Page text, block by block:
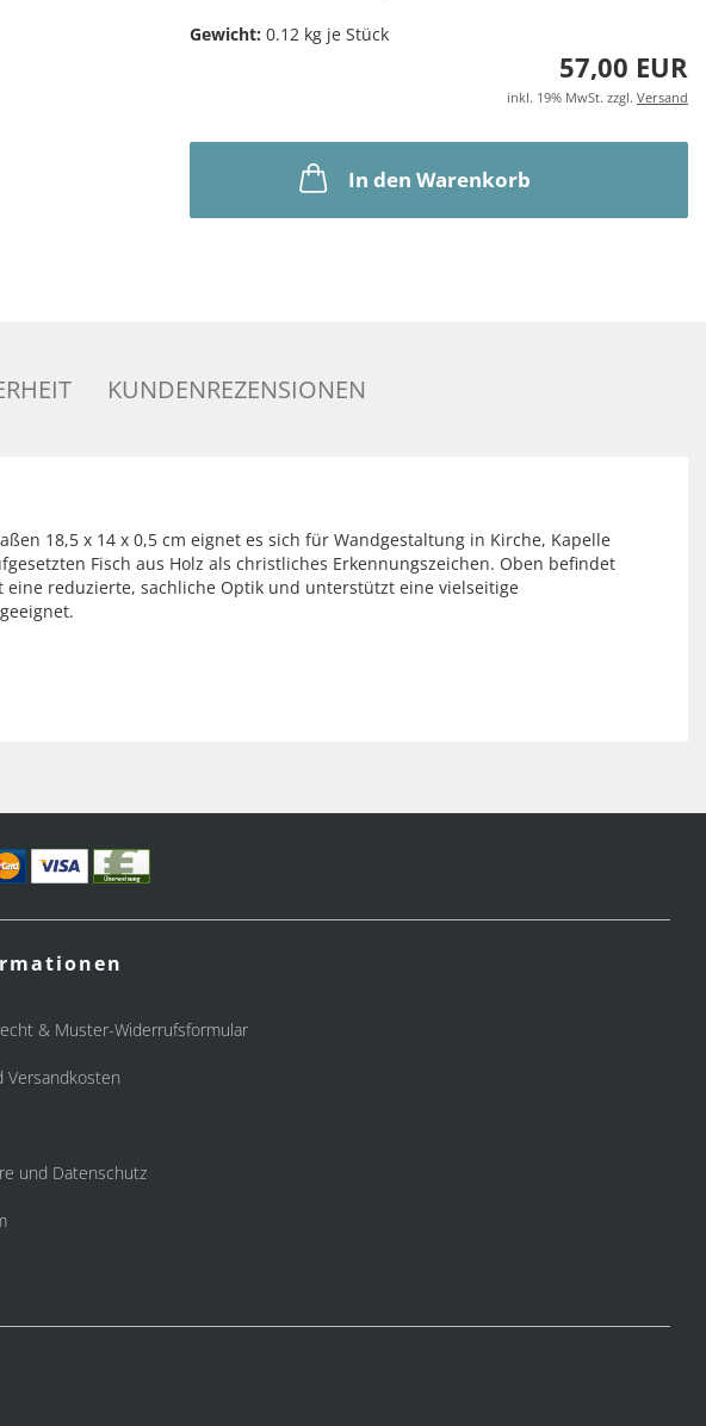
Gewicht: 0.12 kg je Stück
57,00 EUR
inkl. 19% MwSt. zzgl. Versand
In den Warenkorb
KUNDENREZENSIONEN
18,5 x 14 x 0,5 cm eignet es sich für Wandgestaltung in Kirche, Kapelle
Fisch aus Holz als christliches Erkennungszeichen. Oben befindet
reduzierte, sachliche Optik und unterstützt eine vielseitige
& Muster-Widerrufsformular
Versandkosten
und Datenschutz